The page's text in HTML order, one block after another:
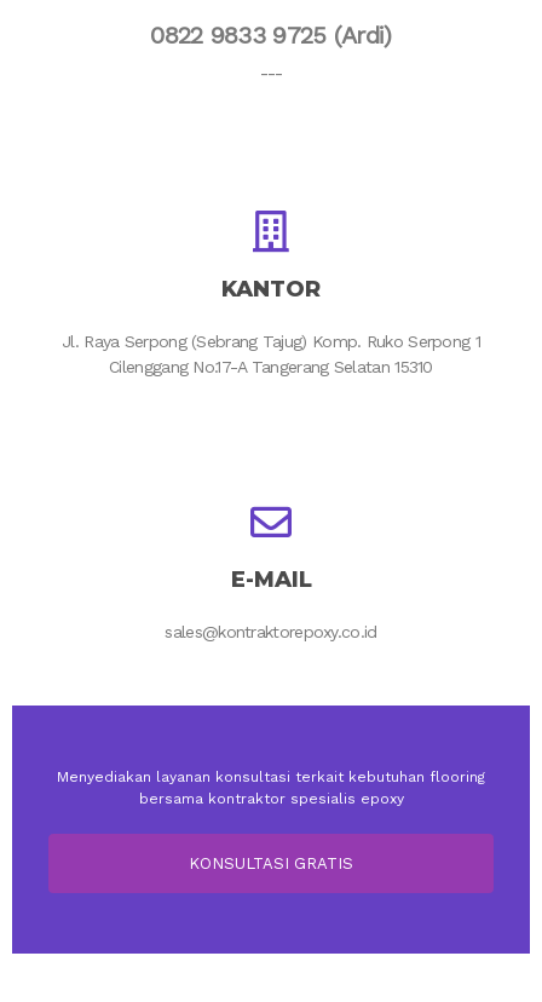
0822 9833 9725 (Ardi)
---
KANTOR
Jl. Raya Serpong (Sebrang Tajug) Komp. Ruko Serpong 1
Cilenggang No.17-A Tangerang Selatan 15310
E-MAIL
sales@kontraktorepoxy.co.id
Menyediakan layanan konsultasi terkait kebutuhan flooring
bersama kontraktor spesialis epoxy
KONSULTASI GRATIS